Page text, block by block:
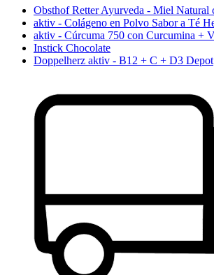
Obsthof Retter Ayurveda - Miel Natural
aktiv - Colágeno en Polvo Sabor a Té
aktiv - Cúrcuma 750 con Curcumina +
Instick Chocolate
Doppelherz aktiv - B12 + C + D3 Depot